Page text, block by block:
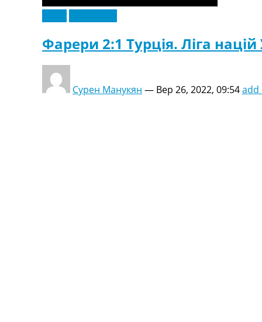
Фарери 2:1 Турція. Ліга
Сурен Манукян — Вер 26, 2022, 09:54add